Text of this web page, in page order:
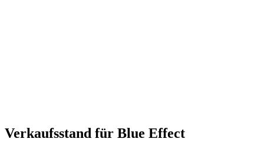
Verkaufsstand für Blue Effect